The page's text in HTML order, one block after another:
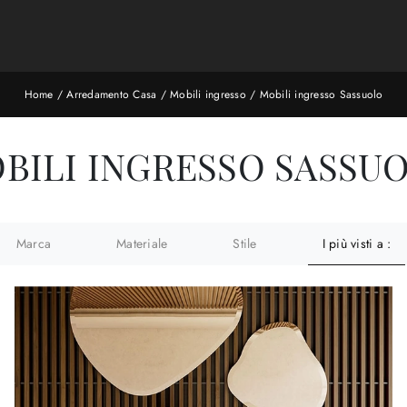
Home /Arredamento Casa / Mobili ingresso / Mobili ingresso Sassuolo
INGRESSO
Marca Materiale Stile I più visti a :